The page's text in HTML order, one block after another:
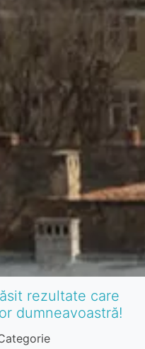
rezultate care
dumneavoastră!